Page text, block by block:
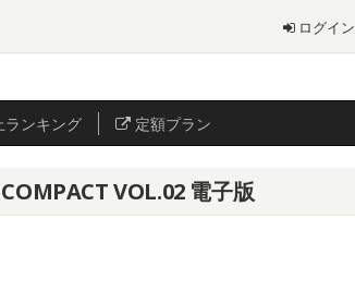
ログイン
ランキング 定額プラン
VOL.02 電子版